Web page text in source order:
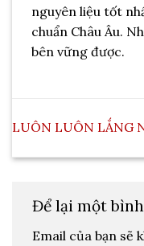
nguyên liệu tốt
chuẩn Châu Âu.
bên vững được.
LUÔN LUÔN LẮNG
Để lại một
Email của bạn sẽ